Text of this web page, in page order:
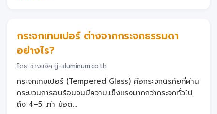
กระจกเทมเปอร์ ต่างจากกระจกธรรมดา
อย่างไร?
โดย ช่างแจ็ค-jj-aluminum.co.th
กระจกเทมเปอร์ (Tempered Glass) คือกระจกนิรภัยที่ผ่าน
กระบวนการอบร้อนจนมีความแข็งแรงมากกว่ากระจกทั่วไป
ถึง 4–5 เท่า ข้อด...